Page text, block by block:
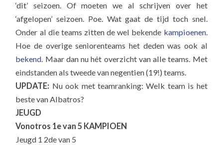
‘dit’ seizoen. Of moeten we al schrijven over het
‘afgelopen’ seizoen. Poe. Wat gaat de tijd toch snel.
Onder al die teams zitten de wel bekende kampioenen.
Hoe de overige seniorenteams het deden was ook al
bekend. Maar dan nu hét overzicht van alle teams. Met
eindstanden als tweede van negentien (19!) teams.
UPDATE: Nu ook met teamranking: Welk team is het
beste van Albatros?
JEUGD
Vonotros 1e van 5 KAMPIOEN
Jeugd 1 2de van 5